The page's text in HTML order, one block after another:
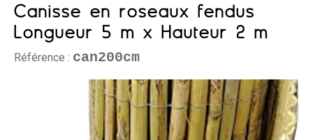
Canisse en roseaux fendus
Longueur 5 m x Hauteur 2 m
Référence : can200cm